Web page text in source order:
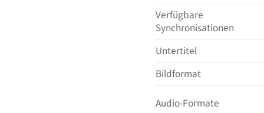
Verfügbare
Synchronisationen
Untertitel
Bildformat
Audio-Formate